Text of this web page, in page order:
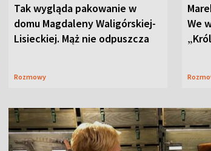
Tak wygląda pakowanie w
domu Magdaleny Waligórskiej-
Lisieckiej. Mąż nie odpuszcza
Rozmowy
We